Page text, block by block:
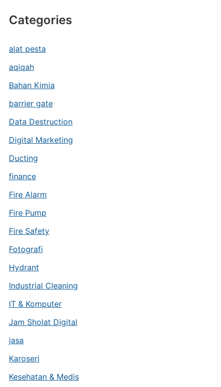
Categories
alat pesta
aqiqah
Bahan Kimia
barrier gate
Data Destruction
Digital Marketing
Ducting
finance
Fire Alarm
Fire Pump
Fire Safety
Fotografi
Hydrant
Industrial Cleaning
IT & Komputer
Jam Sholat Digital
jasa
Karoseri
Kesehatan & Medis